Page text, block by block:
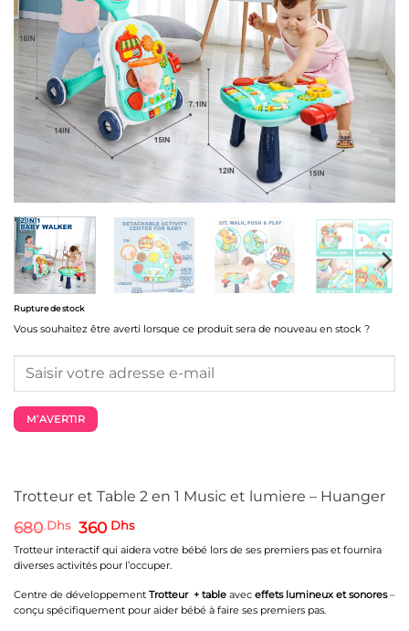
Trotteur et Table 2 en 1 Music et lumiere – Huanger
680Dhs Le
prix
initial
était :
680 Dhs.
360 DhsLe
prix
actuel
est :
360 Dhs.
Trotteur interactif qui aidera votre bébé lors de ses premiers pas et fournira
diverses activités pour l’occuper.
Centre de développement Trotteur + table avec effets lumineux et sonores–
conçu spécifiquement pour aider bébé à faire ses premiers pas.
Rupture de stock
Vous souhaitez être averti lorsque ce produit sera de nouveau en stock ?
M’AVERTIR